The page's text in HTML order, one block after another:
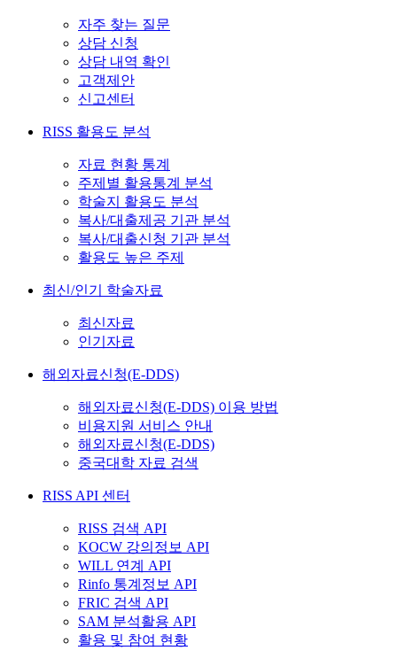
자주 찾는 질문
상담 신청
상담 내역 확인
고객제안
신고센터
RISS 활용도 분석
자료 현황 통계
주제별 활용통계 분석
학술지 활용도 분석
복사/대출제공 기관 분석
복사/대출신청 기관 분석
활용도 높은 주제
최신/인기 학술자료
최신자료
인기자료
해외자료신청(E-DDS)
해외자료신청(E-DDS) 이용 방법
비용지원 서비스 안내
해외자료신청(E-DDS)
중국대학 자료 검색
RISS API 센터
RISS 검색 API
KOCW 강의정보 API
WILL 연계 API
Rinfo 통계정보 API
FRIC 검색 API
SAM 분석활용 API
활용 및 참여 현황